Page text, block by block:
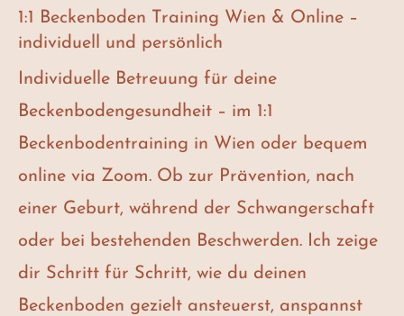
1:1 Beckenboden Training Wien & Online –
individuell und persönlich
Individuelle Betreuung für deine
Beckenbodengesundheit – im 1:1
Beckenbodentraining in Wien oder bequem
online via Zoom. Ob zur Prävention, nach
einer Geburt, während der Schwangerschaft
oder bei bestehenden Beschwerden. Ich zeige
dir Schritt für Schritt, wie du deinen
Beckenboden gezielt ansteuerst, anspannst